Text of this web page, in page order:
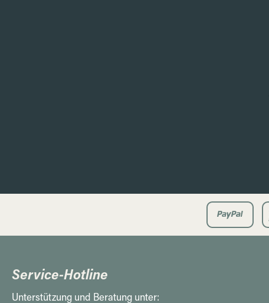
Service-Hotline
Unterstützung und Beratung unter: